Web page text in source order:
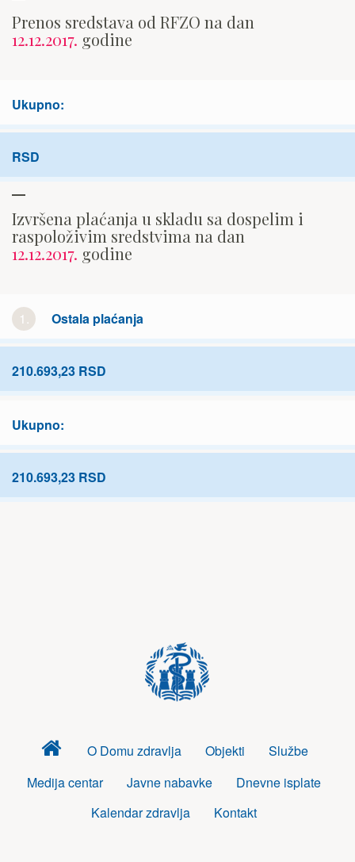
Prenos sredstava od RFZO na dan
12.12.2017. godine
Ukupno:
RSD
Izvršena plaćanja u skladu sa dospelim i
raspoloživim sredstvima na dan
12.12.2017. godine
1. Ostala plaćanja
210.693,23 RSD
Ukupno:
210.693,23 RSD
Dom
zdravlja
O Domu zdravlja Objekti
Službe
Medija centar
Javne nabavke
Dnevne isplate
Kalendar zdravlja
Kontakt